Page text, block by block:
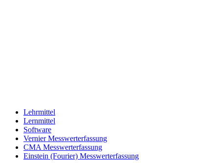
Lehrmittel
Lernmittel
Software
Vernier Messwerterfassung
CMA Messwerterfassung
Einstein (Fourier) Messwerterfassung